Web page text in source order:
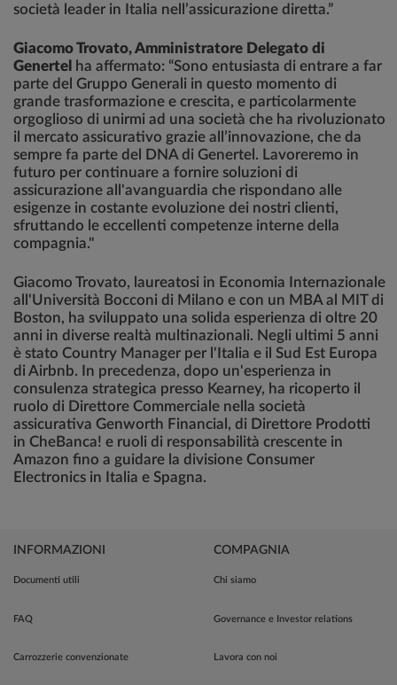
società leader in Italia nell’assicurazione diretta.”
Giacomo Trovato, Amministratore Delegato di
Genertel
ha affermato: “Sono entusiasta di entrare a far
parte del Gruppo Generali in questo momento di
grande trasformazione e crescita, e particolarmente
orgoglioso di unirmi ad una società che ha rivoluzionato
il mercato assicurativo grazie all’innovazione, che da
sempre fa parte del DNA di Genertel. Lavoreremo in
futuro per continuare a fornire soluzioni di
assicurazione all'avanguardia che rispondano alle
esigenze in costante evoluzione dei nostri clienti,
sfruttando le eccellenti competenze interne della
compagnia."
Giacomo Trovato, laureatosi in Economia Internazionale
all'Università Bocconi di Milano e con un MBA al MIT di
Boston, ha sviluppato una solida esperienza di oltre 20
anni in diverse realtà multinazionali. Negli ultimi 5 anni
è stato Country Manager per l'Italia e il Sud Est Europa
di Airbnb. In precedenza, dopo un'esperienza in
consulenza strategica presso Kearney, ha ricoperto il
ruolo di Direttore Commerciale nella società
assicurativa Genworth Financial, di Direttore Prodotti
in CheBanca! e ruoli di responsabilità crescente in
Amazon fino a guidare la divisione Consumer
Electronics in Italia e Spagna.
INFORMAZIONI
Documenti utili
FAQ
Carrozzerie convenzionate
COMPAGNIA
Chi siamo
Governance e Investor relations
Lavora con noi